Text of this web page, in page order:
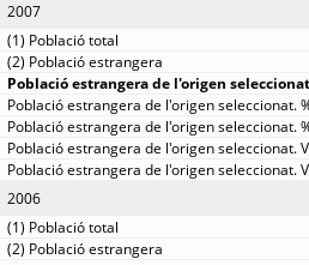
2007
2006